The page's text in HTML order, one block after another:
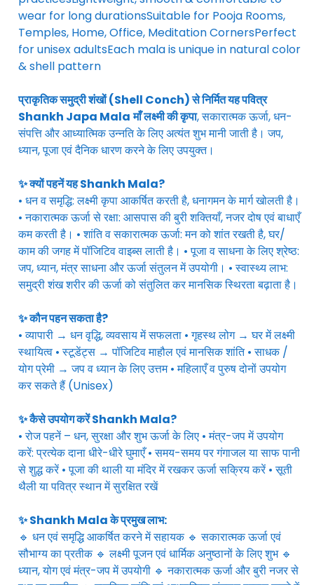
wear for long durationsSuitable for Pooja Rooms,
Temples, Home, Office, Meditation CornersPerfect
for unisex adultsEach mala is unique in natural color
& shell pattern
प्राकृतिक समुद्री शंखों (Shell Conch) से निर्मित यह पवित्र
Shankh Japa Mala माँ लक्ष्मी की कृपा, सकारात्मक ऊर्जा, धन-
संपत्ति और आध्यात्मिक उन्नति के लिए अत्यंत शुभ मानी जाती है। जप,
ध्यान, पूजा एवं दैनिक धारण करने के लिए उपयुक्त।
✨ क्यों पहनें यह Shankh Mala?
• धन व समृद्धि: लक्ष्मी कृपा आकर्षित करती है, धनागमन के मार्ग खोलती है।
• नकारात्मक ऊर्जा से रक्षा: आसपास की बुरी शक्तियाँ, नजर दोष एवं बाधाएँ
कम करती है। • शांति व सकारात्मक ऊर्जा: मन को शांत रखती है, घर/
काम की जगह में पॉजिटिव वाइब्स लाती है। • पूजा व साधना के लिए श्रेष्ठ:
जप, ध्यान, मंत्र साधना और ऊर्जा संतुलन में उपयोगी। • स्वास्थ्य लाभ:
समुद्री शंख शरीर की ऊर्जा को संतुलित कर मानसिक स्थिरता बढ़ाता है।
✨ कौन पहन सकता है?
• व्यापारी → धन वृद्धि, व्यवसाय में सफलता • गृहस्थ लोग → घर में लक्ष्मी
स्थायित्व • स्टूडेंट्स → पॉजिटिव माहौल एवं मानसिक शांति • साधक /
योग प्रेमी → जप व ध्यान के लिए उत्तम • महिलाएँ व पुरुष दोनों उपयोग
कर सकते हैं (Unisex)
✨ कैसे उपयोग करें Shankh Mala?
• रोज पहनें – धन, सुरक्षा और शुभ ऊर्जा के लिए • मंत्र-जप में उपयोग
करें: प्रत्येक दाना धीरे-धीरे घुमाएँ • समय-समय पर गंगाजल या साफ पानी
से शुद्ध करें • पूजा की थाली या मंदिर में रखकर ऊर्जा सक्रिय करें • सूती
थैली या पवित्र स्थान में सुरक्षित रखें
✨ Shankh Mala के प्रमुख लाभ:
🔹 धन एवं समृद्धि आकर्षित करने में सहायक 🔹 सकारात्मक ऊर्जा एवं
सौभाग्य का प्रतीक 🔹 लक्ष्मी पूजन एवं धार्मिक अनुष्ठानों के लिए शुभ 🔹
ध्यान, योग एवं मंत्र-जप में उपयोगी 🔹 नकारात्मक ऊर्जा और बुरी नजर से